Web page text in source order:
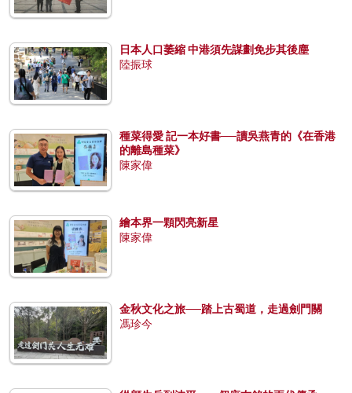
日本人口萎縮 中港須先謀劃免步其後塵
陸振球
種菜得愛 記一本好書──讀吳燕青的《在香港
的離島種菜》
陳家偉
繪本界一顆閃亮新星
陳家偉
金秋文化之旅──踏上古蜀道，走過劍門關
馮珍今